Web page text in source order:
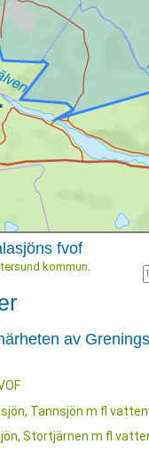
fvof
kommun.
av
Tannsjön m fl vatten
Stortjärnen m fl